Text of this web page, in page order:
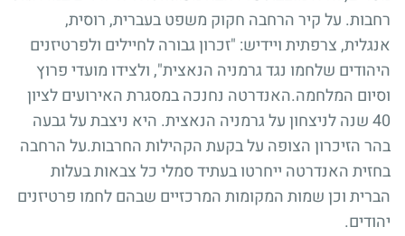
רחבות. על קיר הרחבה חקוק משפט בעברית, רוסית,
אנגלית, צרפתית ויידיש: "זכרון גבורה לחיילים ולפרטיזנים
היהודים שלחמו נגד גרמניה הנאצית", ולצידו מועדי פרוץ
וסיום המלחמה.האנדרטה נחנכה במסגרת האירועים לציון
40 שנה לניצחון על גרמניה הנאצית. היא ניצבת על גבעה
בהר הזיכרון הצופה על בקעת הקהילות החרבות.על הרחבה
בחזית האנדרטה ייחרטו בעתיד סמלי כל צבאות בעלות
הברית וכן שמות המקומות המרכזיים שבהם לחמו פרטיזנים
יהודים.